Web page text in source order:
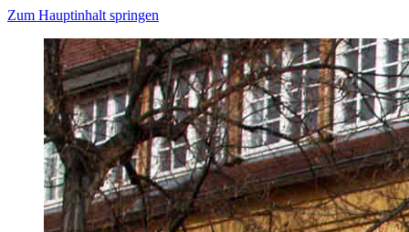
Zum Hauptinhalt springen